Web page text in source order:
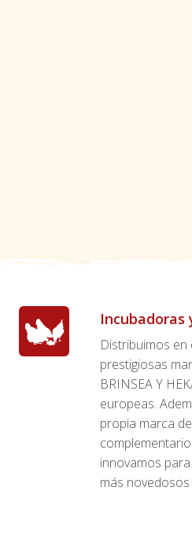
Incubadoras
Distribuimos en
prestigiosas
BRINSEA Y
europeas.
propia marca
innovamos
más